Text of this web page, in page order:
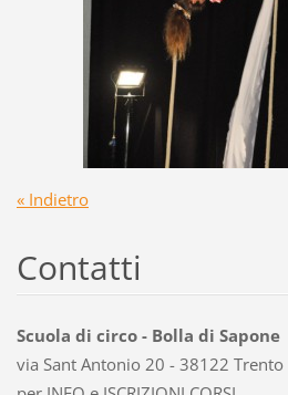
« Indietro
Contatti
Scuola di circo - Bolla di Sapone
via Sant Antonio 20 - 38122 Trento